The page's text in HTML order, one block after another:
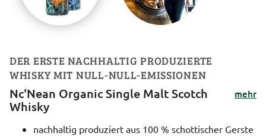
DER ERSTE NACHHALTIG PRODUZIERTE
WHISKY MIT NULL-NULL-EMISSIONEN
Nc'Nean Organic Single Malt Scotch
Whisky
mehr
nachhaltig produziert aus 100 % schottischer Gerste